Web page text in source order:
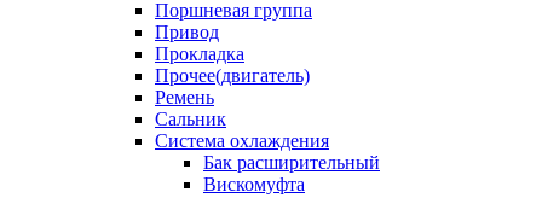
Поршневая группа
Привод
Прокладка
Прочее(двигатель)
Ремень
Сальник
Система охлаждения
Бак расширительный
Вискомуфта